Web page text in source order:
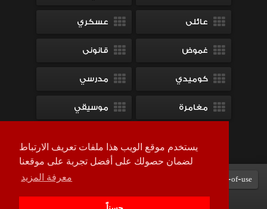
يستخدم موقع الويب هذا ملفات تعريف الارتباط
لضمان حصولك على أفضل تجربة على موقعنا
معرفة المزيد
عائلى عسكري
غموض قانونى
كوميدي مدرسي
مغامرة موسيقي
Terms-of-use سياسة الخصوصية